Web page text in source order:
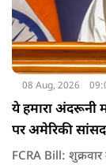
08 Aug, 2026
ये हमारा अंदरूनी
पर अमेरिकी सांसद
FCRA Bill: शुक्रवार